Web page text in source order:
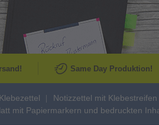
Same Day Produktion!
Notizzettel mit Klebestreifen
mit Papiermarkern und bedruckten